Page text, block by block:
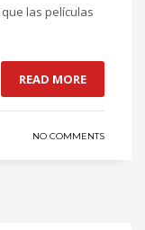
las películas
READ MORE
NO COMMENTS